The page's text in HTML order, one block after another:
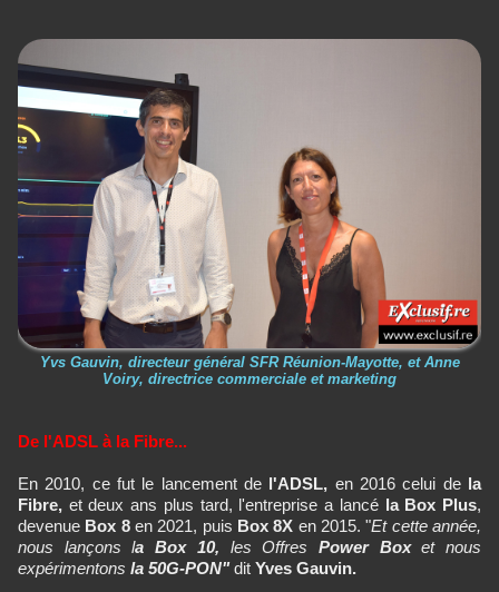
Yvs Gauvin, directeur général SFR Réunion-Mayotte, et Anne
Voiry, directrice commerciale et marketing
De l'ADSL à la Fibre...
En 2010, ce fut le lancement de l'ADSL, en 2016 celui de la
Fibre, et deux ans plus tard, l'entreprise a lancé la Box Plus,
devenue Box 8en 2021, puis Box 8X en 2015. "Et cette année,
nous lançons la Box 10, les Offres Power Boxet nous
expérimentons la 50G-PON" dit Yves Gauvin.